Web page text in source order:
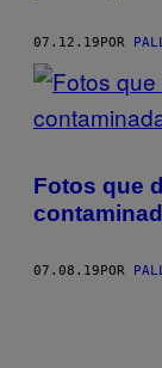
07.12.19 POR
Fotos que
07.08.19 POR